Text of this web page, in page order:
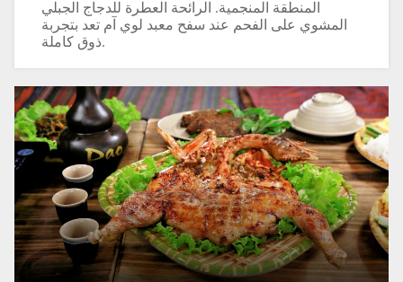
المنطقة المنجمية. الرائحة العطرة للدجاج الجبلي
المشوي على الفحم عند سفح معبد لوي آم تعد بتجربة
ذوق كاملة.